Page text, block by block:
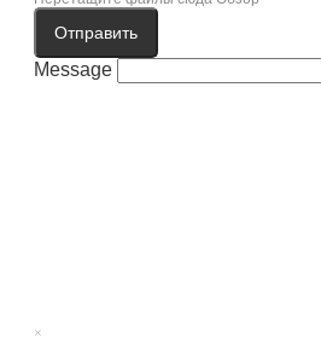
Отправить
Message
×